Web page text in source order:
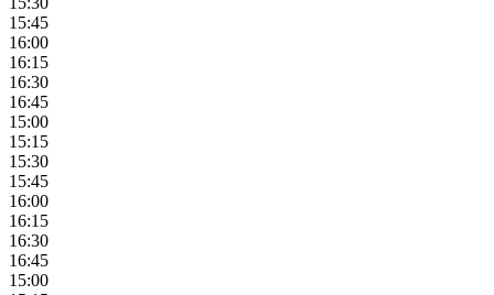
15:45
16:00
16:15
16:30
16:45
15:00
15:15
15:30
15:45
16:00
16:15
16:30
16:45
15:00